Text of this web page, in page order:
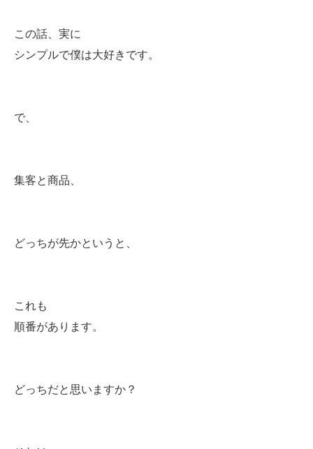
この話、実に
シンプルで僕は大好きです。
で、
集客と商品、
どっちが先かというと、
これも
順番があります。
どっちだと思いますか？